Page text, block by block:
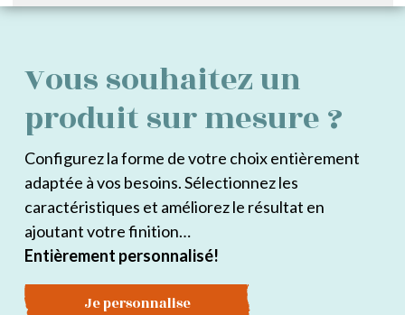
Vous souhaitez un
produit sur mesure ?
Configurez la forme de votre choix entièrement
adaptée à vos besoins. Sélectionnez les
caractéristiques et améliorez le résultat en
ajoutant votre finition…
Entièrement personnalisé!
Je personnalise